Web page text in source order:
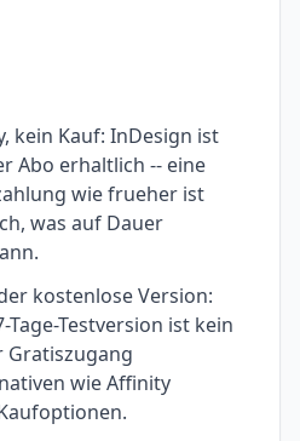
kein Kauf: InDesign ist
Abo erhaltlich -- eine
wie frueher ist
was auf Dauer
kostenlose Version:
Tage-Testversion ist kein
Gratiszugang
wie Affinity